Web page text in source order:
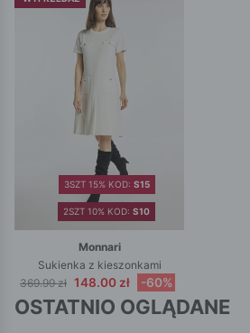
2SZT 10% KOD: S10
3SZT 15% KOD: S15
Monnari
Sukienka z kieszonkami
369.99 zł 148.00 zł -60%
OSTATNIO OGLĄDANE